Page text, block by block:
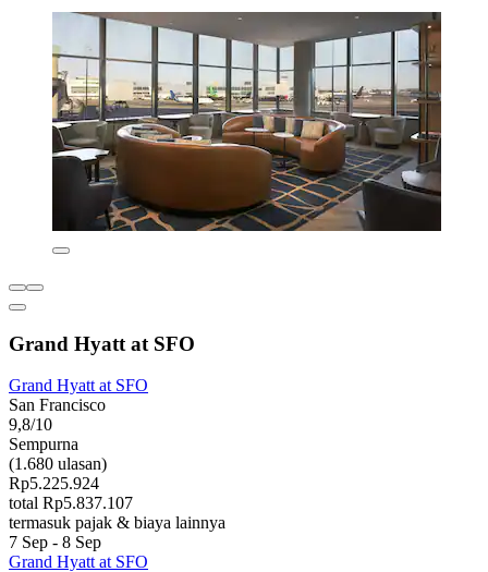
Grand Hyatt at SFO
Grand Hyatt at SFO
San Francisco
9,8/10
Sempurna
(1.680 ulasan)
Rp5.225.924
total Rp5.837.107
termasuk pajak & biaya lainnya
7 Sep - 8 Sep
Grand Hyatt at SFO